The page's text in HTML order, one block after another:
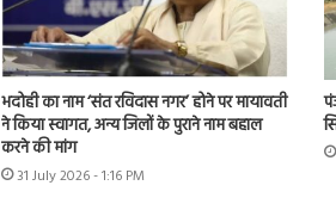
भदोही का नाम ‘संत रविदास नगर’ होने पर मायावती
ने किया स्वागत, अन्य जिलों के पुराने नाम बहाल
करने की मांग
31 July 2026 - 1:16 PM